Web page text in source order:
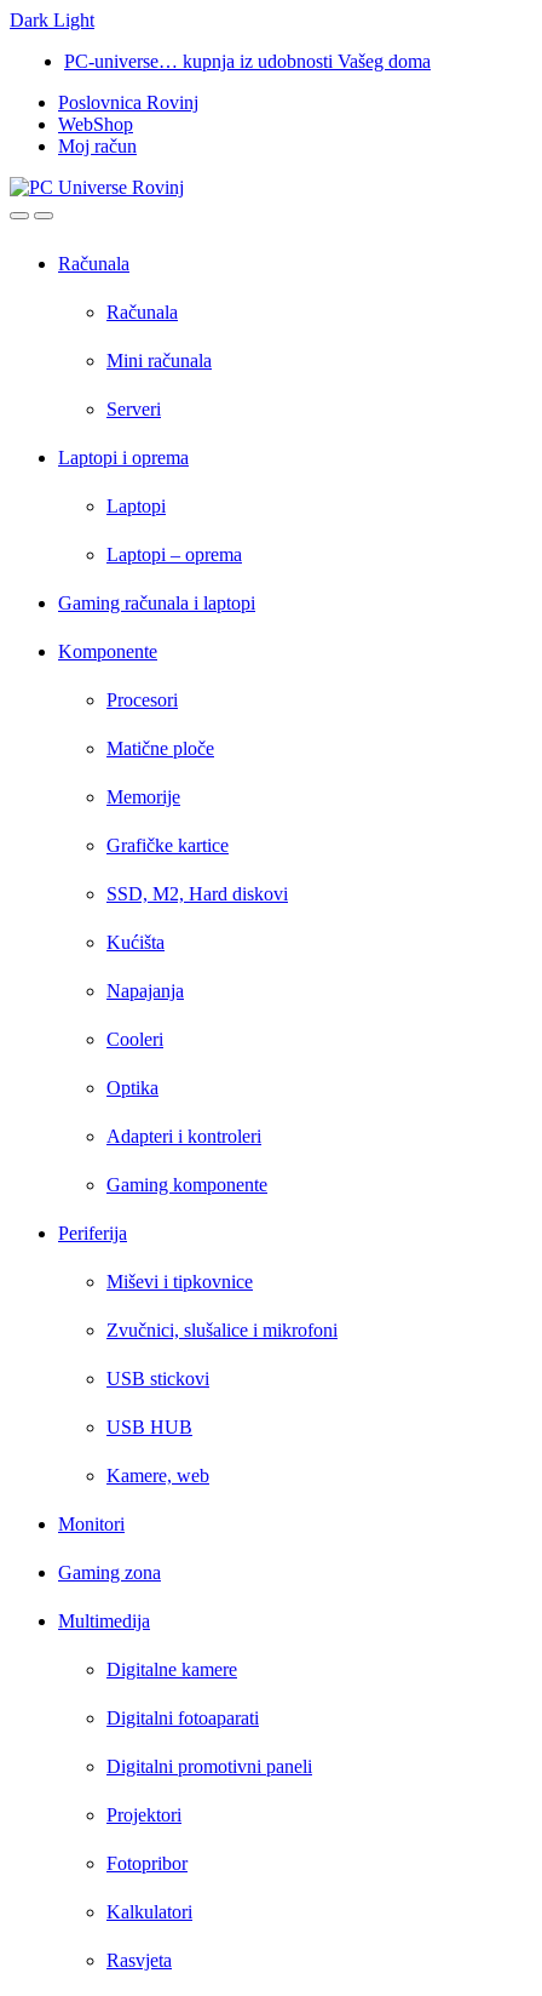
Dark Light
navigation
content
PC-universe… kupnja iz udobnosti Vašeg doma
Poslovnica Rovinj
WebShop
Moj račun
OpenClose
Računala
Računala
Mini računala
Serveri
Laptopi i oprema
Laptopi
Laptopi – oprema
Gaming računala i laptopi
Komponente
Procesori
Matične ploče
Memorije
Grafičke kartice
SSD, M2, Hard diskovi
Kućišta
Napajanja
Cooleri
Optika
Adapteri i kontroleri
Gaming komponente
Periferija
Miševi i tipkovnice
Zvučnici, slušalice i mikrofoni
USB stickovi
USB HUB
Kamere, web
Monitori
Gaming zona
Multimedija
Digitalne kamere
Digitalni fotoaparati
Digitalni promotivni paneli
Projektori
Fotopribor
Kalkulatori
Rasvjeta